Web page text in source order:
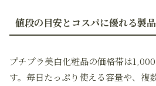
値段の目安とコスパに優れる製
プチプラ美白化粧品の価格帯は
す。毎日たっぷり使える容量や、複